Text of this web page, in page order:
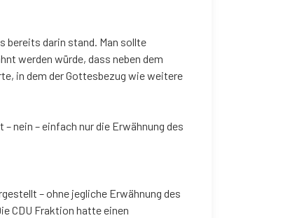
bereits darin stand. Man sollte
werden würde, dass neben dem
in dem der Gottesbezug wie weitere
nein – einfach nur die Erwähnung des
– ohne jegliche Erwähnung des
CDU Fraktion hatte einen